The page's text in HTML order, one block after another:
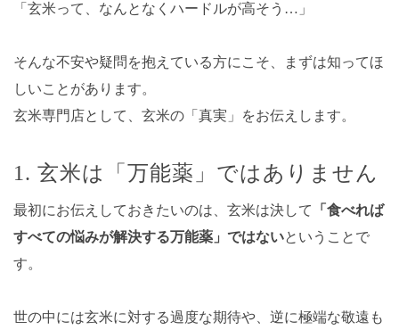
「玄米って、なんとなくハードルが高そう…」
そんな不安や疑問を抱えている方にこそ、まずは知ってほ
しいことがあります。
玄米専門店として、玄米の「真実」をお伝えします。
1. 玄米は「万能薬」ではありません
最初にお伝えしておきたいのは、玄米は決して
「食べれば
すべての悩みが解決する万能薬」ではないということで
す。
世の中には玄米に対する過度な期待や、逆に極端な敬遠も